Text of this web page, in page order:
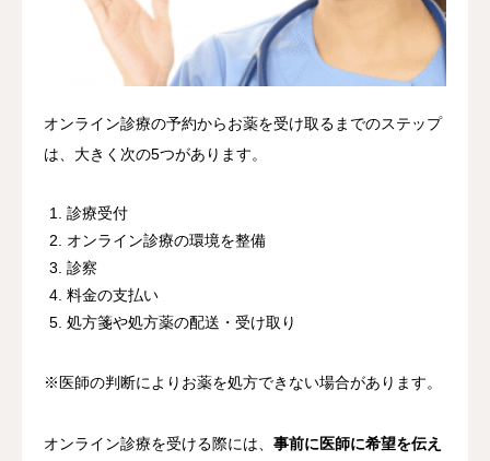
オンライン診療の予約からお薬を受け取るまでのステップ
は、大きく次の5つがあります。
診療受付
オンライン診療の環境を整備
診察
料金の支払い
処方箋や処方薬の配送・受け取り
※医師の判断によりお薬を処方できない場合があります。
オンライン診療を受ける際には、 事前に医師に希望を伝え